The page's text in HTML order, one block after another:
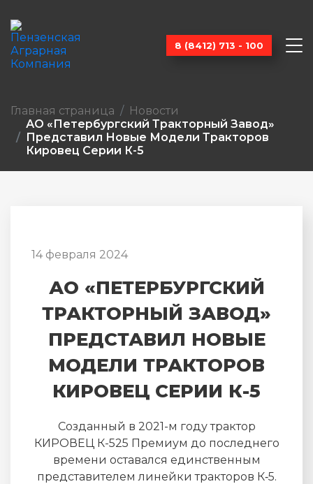
8 (8412) 713 - 100
Главная страница
Новости
АО «Петербургский Тракторный Завод»
Представил Новые Модели Тракторов
Кировец Серии К-5
14 февраля 2024
АО «ПЕТЕРБУРГСКИЙ
ТРАКТОРНЫЙ ЗАВОД»
ПРЕДСТАВИЛ НОВЫЕ
МОДЕЛИ ТРАКТОРОВ
КИРОВЕЦ СЕРИИ К-5
Созданный в 2021-м году трактор
КИРОВЕЦ К-525 Премиум до последнего
времени оставался единственным
представителем линейки тракторов К‑5.